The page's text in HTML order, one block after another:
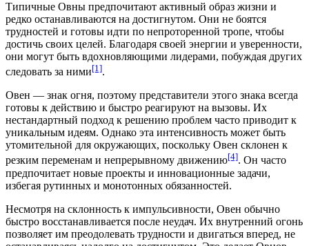
Типичные Овны предпочитают активный образ жизни и
редко останавливаются на достигнутом. Они не боятся
трудностей и готовы идти по непроторенной тропе, чтобы
достичь своих целей. Благодаря своей энергии и уверенности,
они могут быть вдохновляющими лидерами, побуждая других
следовать за ними[1].
Овен — знак огня, поэтому представители этого знака всегда
готовы к действию и быстро реагируют на вызовы. Их
нестандартный подход к решению проблем часто приводит к
уникальным идеям. Однако эта интенсивность может быть
утомительной для окружающих, поскольку Овен склонен к
резким переменам и непрерывному движению[4]. Он часто
предпочитает новые проекты и инновационные задачи,
избегая рутинных и монотонных обязанностей.
Несмотря на склонность к импульсивности, Овен обычно
быстро восстанавливается после неудач. Их внутренний огонь
позволяет им преодолевать трудности и двигаться вперед, не